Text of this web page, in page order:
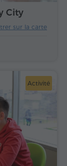
sur la carte
City
Activité